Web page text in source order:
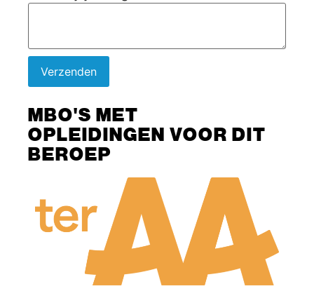
Verzenden
MBO'S MET
OPLEIDINGEN VOOR DIT
BEROEP